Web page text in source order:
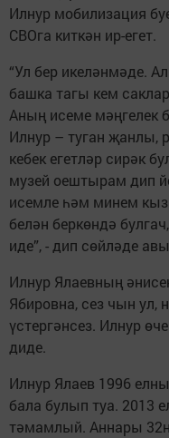
Илнур мобилизация
СВОга киткән ир-егет.
“Ул бер икеләнмәде.
башка тагы кем
Аның исеме мәңгелек
Илнур – туган җанлы,
кебек егетләр сирәк
музей оештырам дип
исемле һәм минем
белән беркөндә
иде”, - дип сөйләде
Илнур Ялаевның
Ябировна, сез чын ул,
үстергәнсез. Илнур
диде.
Илнур Ялаев 1996
бала булып туа. 2013
тәмамлый. Аннары